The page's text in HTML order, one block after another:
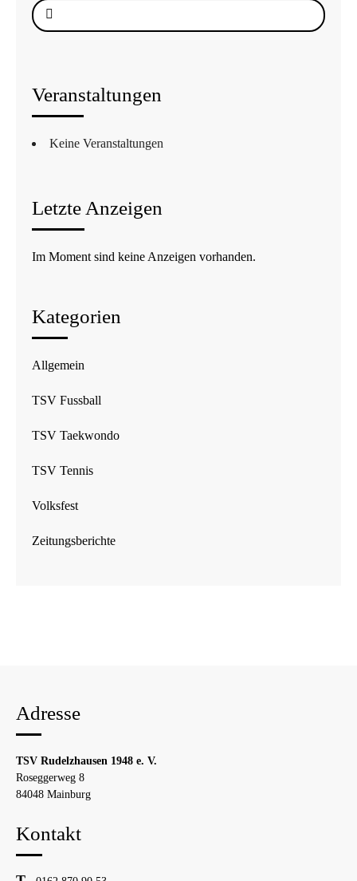
Suche
nach:
Veranstaltungen
Keine Veranstaltungen
Letzte Anzeigen
Im Moment sind keine Anzeigen vorhanden.
Kategorien
Allgemein
TSV Fussball
TSV Taekwondo
TSV Tennis
Volksfest
Zeitungsberichte
Adresse
TSV Rudelzhausen 1948 e. V.
Roseggerweg 8
84048 Mainburg
Kontakt